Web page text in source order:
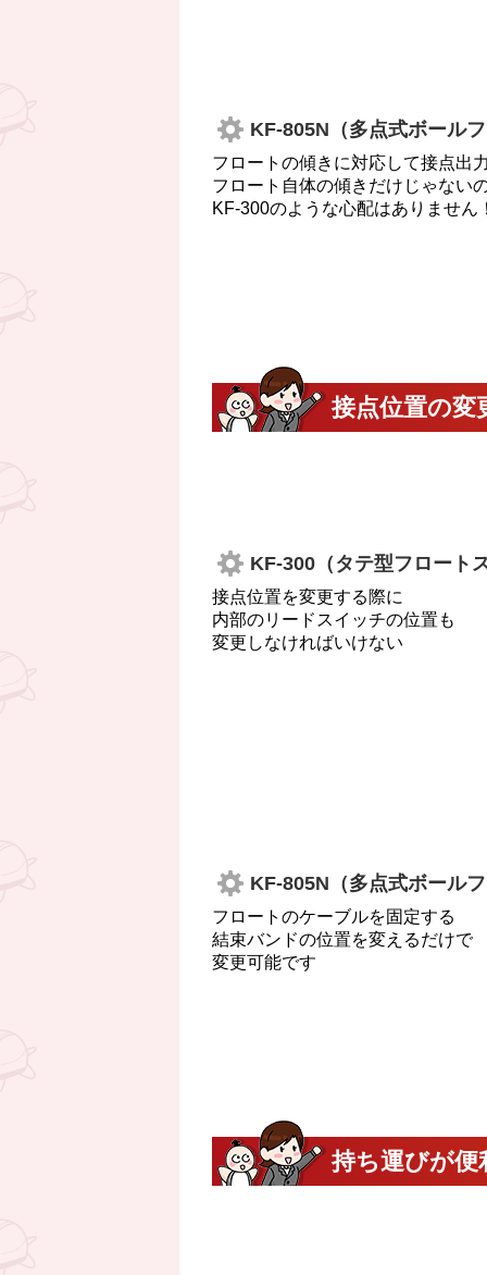
KF-805N（多点式ボール
フロートの傾きに対応して接点出
フロート自体の傾きだけじゃない
KF-300のような心配はありません
接点位置の変
KF-300（タテ型フロート
接点位置を変更する際に
内部のリードスイッチの位置も
変更しなければいけない
KF-805N（多点式ボール
フロートのケーブルを固定する
結束バンドの位置を変えるだけで
変更可能です
持ち運びが便